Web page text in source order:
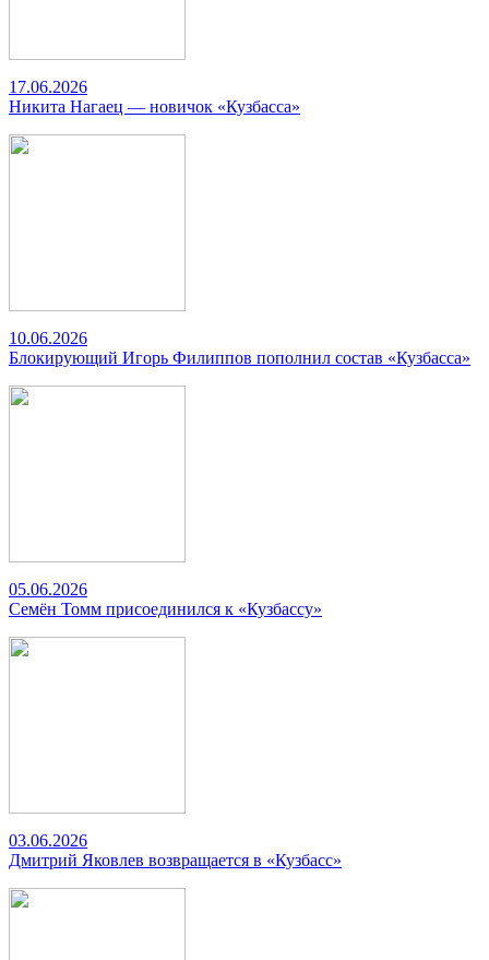
17.06.2026
Никита Нагаец — новичок «Кузбасса»
10.06.2026
Блокирующий Игорь Филиппов пополнил состав «Кузбасса»
05.06.2026
Семён Томм присоединился к «Кузбассу»
03.06.2026
Дмитрий Яковлев возвращается в «Кузбасс»